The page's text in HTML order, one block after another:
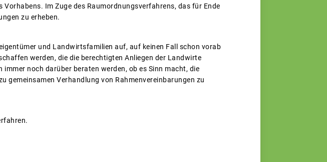
Im Zuge des Raumordnungsverfahrens, das für Ende
zu erheben.
und Landwirtsfamilien auf, auf keinen Fall schon vorab
werden, die die berechtigten Anliegen der Landwirte
noch darüber beraten werden, ob es Sinn macht, die
gemeinsamen Verhandlung von Rahmenvereinbarungen zu